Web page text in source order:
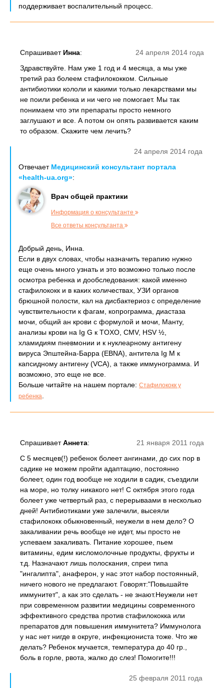
поддерживает воспалительный процесс.
24 апреля 2014 года
Спрашивает Инна:
Здравствуйте. Нам уже 1 год и 4 месяца, а мы уже
третий раз болеем стафилококком. Сильные
антибиотики кололи и какими только лекарствами мы
не поили ребенка и ни чего не помогает. Мы так
понимаем что эти препараты просто немного
заглушают и все. А потом он опять развивается каким
то образом. Скажите чем лечить?
24 апреля 2014 года
Отвечает Медицинский консультант портала
«health-ua.org»:
Врач общей практики
Информация о консультанте
Все ответы консультанта
Добрый день, Инна.
Если в двух словах, чтобы назначить терапию нужно
еще очень много узнать и это возможно только после
осмотра ребенка и дообследования: какой именно
стафилококк и в каких количествах, УЗИ органов
брюшной полости, кал на дисбактериоз с определение
чувствительности к фагам, копрограмма, диастаза
мочи, общий ан крови с формулой и мочи, Манту,
анализы крови на Ig G к TOXO, CMV, HSV ½,
хламидиям пневмонии и к нуклеарному антигену
вируса Эпштейна-Барра (EBNA), антитела Ig M к
капсидному антигену (VCA), а также иммунограмма. И
возможно, это еще не все.
Больше читайте на нашем портале: Стафилококк у
ребенка
21 января 2011 года
СпрашиваетАннета:
С 5 месяцев(!) ребенок болеет ангинами, до сих пор в
садике не можем пройти адаптацию, постоянно
болеет, один год вообще не ходили в садик, съездили
на море, но толку никакого нет! С октября этого года
болеет уже четвертый раз, с перерываами в несколько
дней! Антибиотиками уже залечили, высеяли
стафилококк обыкновенный, неужели в нем дело? О
закаливании речь вообще не идет, мы просто не
успеваем закаливать. Питание хорошее, пьем
витамины, едим кисломолочные продукты, фрукты и
т.д. Назначают лишь полоскания, спреи типа
"ингалипта", анаферон, у нас этот набор постоянный,
ничего нового не предлагают. Говорят:"Повышайте
иммунитет", а как это сделать - не знают.Неужели нет
при современном развитии медицины современного
эффективного средства против стафилококка или
препаратов для повышения иммунитета? Иммунолога
у нас нет нигде в округе, инфекциониста тоже. Что же
делать? Ребенок мучается, температура до 40 гр.,
боль в горле, рвота, жалко до слез! Помогите!!!
25 февраля 2011 года